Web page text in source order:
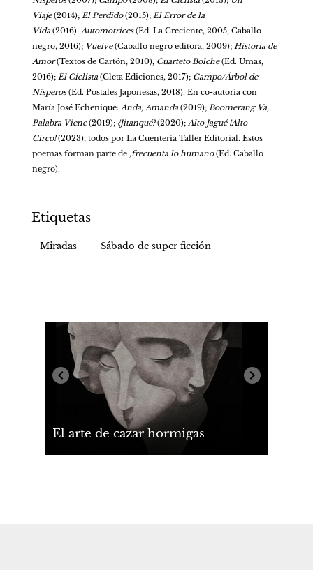
Viaje (2014); El Perdido (2015); El Error de la
Vida (2016). Automotrices (Ed. La Creciente, 2005, Caballo
negro, 2016); Vuelve (Caballo negro editora, 2009); Historia de
Amor (Textos de Cartón, 2010), Cuarteto Bolche (Ed. Umas,
2016); El Ciclista (Cleta Ediciones, 2017); Campo/Árbol de
Nísperos (Ed. Postales Japonesas, 2018). En co-autoría con
María José Echenique: Anda, Amanda (2019); Boomerang Va,
Palabra Viene (2019); ¿Jitanqué? (2020); Alto Jagué ¡Alto
Circo! (2023), todos por La Cuentería Taller Editorial. Estos
poemas forman parte de ,frecuenta lo humano (Ed. Caballo
negro).
Etiquetas
Miradas Sábado de super ficción
El arte de cazar hormigas